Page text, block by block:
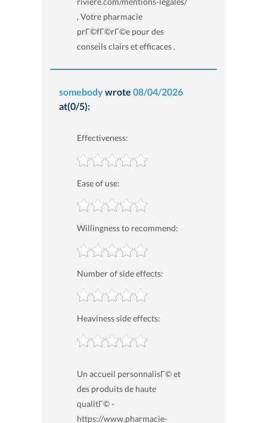
, Votre pharmacie
prГ©fГ©rГ©e pour des
conseils clairs et efficaces .
somebodywrote 08/04/2026
at(0/5):
Effectiveness:
Ease of use:
Willingness to recommend:
Number of side effects:
Heaviness side effects:
Un accueil personnalisГ© et
des produits de haute
qualitГ© -
https://www.pharmacie-